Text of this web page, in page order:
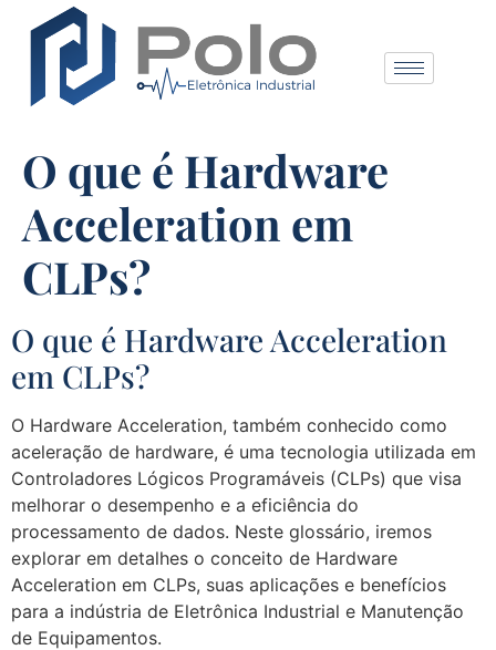
O que é Hardware
Acceleration em
CLPs?
O que é Hardware Acceleration
em CLPs?
O Hardware Acceleration, também conhecido como
aceleração de hardware, é uma tecnologia utilizada em
Controladores Lógicos Programáveis (CLPs) que visa
melhorar o desempenho e a eficiência do
processamento de dados. Neste glossário, iremos
explorar em detalhes o conceito de Hardware
Acceleration em CLPs, suas aplicações e benefícios
para a indústria de Eletrônica Industrial e Manutenção
de Equipamentos.